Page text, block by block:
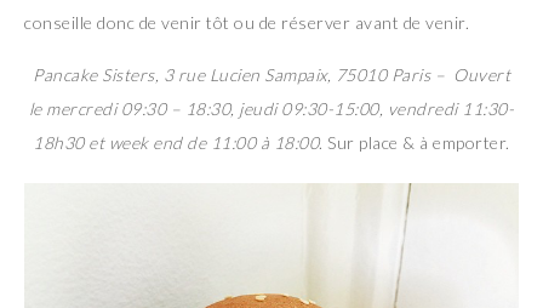
conseille donc de venir tôt ou de réserver avant de venir.
Pancake Sisters, 3 rue Lucien Sampaix, 75010 Paris – Ouvert
le mercredi 09:30 – 18:30, jeudi 09:30-15:00, vendredi 11:30-
18h30 et week end de 11:00 à 18:00. Sur place & à emporter.